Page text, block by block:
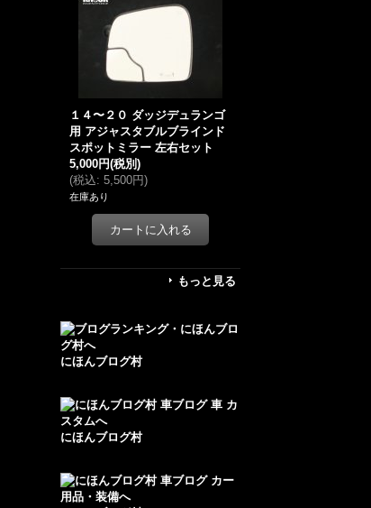
１４〜２０ ダッジデュランゴ
用 アジャスタブルブラインド
スポットミラー 左右セット
5,000円(税別)
(税込: 5,500円)
在庫あり
もっと見る
にほんブログ村
にほんブログ村